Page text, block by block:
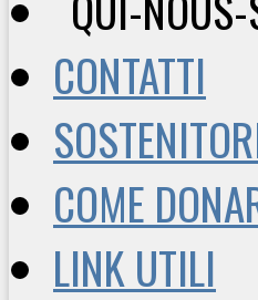
CONTATTI
COME
LINK UTILI